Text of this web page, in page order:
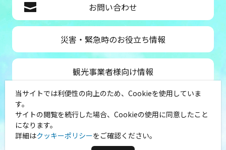
お問い合わせ
災害・緊急時のお役立ち情報
観光事業者様向け情報
公益社団法人神奈川県観光協会
〒231-8521
神奈川県横浜市中区山下町１
（シルクセンター内）
当サイトでは利便性の向上のため、Cookieを使用していま
す。
サイトの閲覧を続行した場合、Cookieの使用に同意したこと
になります。
詳細はクッキーポリシーをご確認ください。